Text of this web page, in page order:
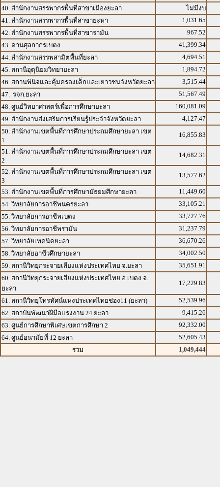
40. สำนักงานสรรพากรพื้นที่สาขาเมืองยะลา
ไม่มีงบ
41. สำนักงานสรรพากรพื้นที่สาขายะหา
1,031.65
42. สำนักงานสรรพากรพื้นที่สาขารามัน
967.52
43. ด่านศุลกากรเบตง
41,399.34
44. สำนักงานสรรพสามิตพื้นที่ยะลา
4,694.51
45. สถานีอุตุนิยมวิทยายะลา
1,894.72
46. สถานพินิจและคุ้มครองเด็กและเยาวชนจังหวัดยะลา
3,515.44
47. รจก.ยะลา
51,567.49
48. ศูนย์วิทยาศาสตร์เพื่อการศึกษายะลา
160,081.09
49. สำนักงานส่งเสริมการเรียนรู้ประจำจังหวัดยะลา
4,127.47
50. สำนักงานเขตพื้นที่การศึกษาประถมศึกษายะลา เขต
1
16,855.83
51. สำนักงานเขตพื้นที่การศึกษาประถมศึกษายะลา เขต
2
14,682.31
52. สำนักงานเขตพื้นที่การศึกษาประถมศึกษายะลา เขต
3
13,577.62
53. สำนักงานเขตพื้นที่การศึกษามัธยมศึกษายะลา
11,449.60
54. วิทยาลัยการอาชีพนครยะลา
33,105.21
55. วิทยาลัยการอาชีพเบตง
33,727.76
56. วิทยาลัยการอาชีพรามัน
31,237.79
57. วิทยาลัยเทคนิคยะลา
36,670.26
58. วิทยาลัยอาชีวศึกษายะลา
34,002.50
59. สถานีวิทยุกระจายเสียงแห่งประเทศไทย จ.ยะลา
35,651.91
60. สถานีวิทยุกระจายเสียงแห่งประเทศไทย อ.เบตง จ.
ยะลา
17,229.83
61. สถานีวิทยุโทรทัศน์แห่งประเทศไทยช่อง11 (ยะลา)
52,539.96
62. สถาบันพัฒนาฝีมือแรงงาน 24 ยะลา
9,415.26
63. ศูนย์การศึกษาพิเศษเขตการศึกษา 2
92,332.00
64. ศูนย์อนามัยที่ 12 ยะลา
52,605.43
รวม
1,049,444